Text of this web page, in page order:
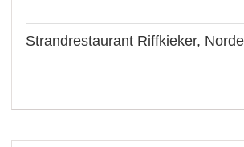
Strandrestaurant Riffkieker,